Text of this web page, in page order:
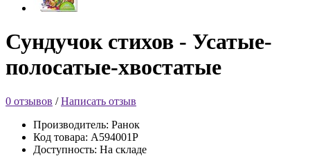
Сундучок стихов - Усатые-
полосатые-хвостатые
0 отзывов /Написать отзыв
Производитель: Ранок
Код товара: А594001Р
Доступность: На складе